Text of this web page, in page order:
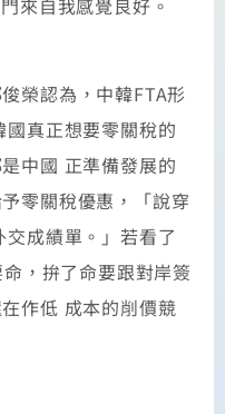
來自我感覺良好。
榮認為，中韓FTA形
真正想要零關稅的
中國 正準備發展的
零關稅優惠，「說穿
成績單。」若看了
，拚了命要跟對岸簽
作低 成本的削價競